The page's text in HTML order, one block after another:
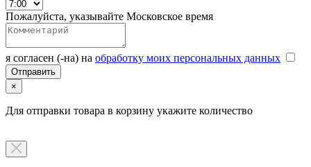
Пожалуйста, указывайте Московское время
я согласен (-на) на обработку моих персональных данных
×
Для отправки товара в корзину укажите количество